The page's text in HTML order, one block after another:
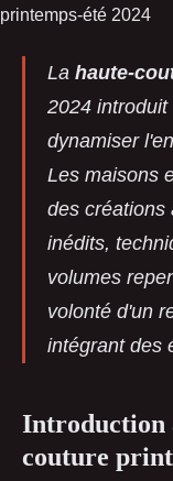
La haute-
2024
dynamiser
Les maisons
des créations
inédits,
volumes
volonté d'un
intégrant des
Introduction
couture